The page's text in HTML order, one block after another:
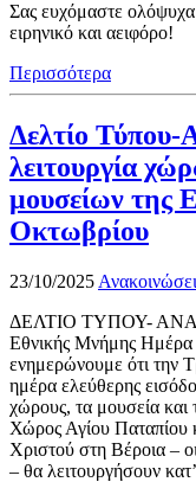
Σας ευχόμαστε
ειρηνικό και αειφόρο!
Περισσότερα
Δελτίο Τύπου-
λειτουργία
μουσείων της
Οκτωβρίου
23/10/2025
ΔΕΛΤΙΟ ΤΥΠΟΥ-
Εθνικής Μνήμης Ημέρα
ενημερώνουμε ότι την
ημέρα ελεύθερης
χώρους, τα μουσεία και
Χώρος Αγίου Παταπίου
Χριστού στη Βέροια –
– θα λειτουργήσουν